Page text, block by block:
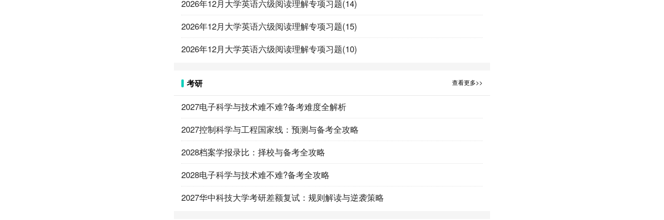
2026年12月大学英语六级阅读理解专项习题(14)
2026年12月大学英语六级阅读理解专项习题(15)
2026年12月大学英语六级阅读理解专项习题(10)
考研 查看更多>>
2027电子科学与技术难不难?备考难度全解析
2027控制科学与工程国家线：预测与备考全攻略
2028档案学报录比：择校与备考全攻略
2028电子科学与技术难不难?备考全攻略
2027华中科技大学考研差额复试：规则解读与逆袭策略